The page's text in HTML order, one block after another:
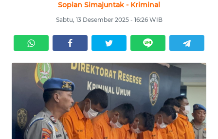
Sopian Simajuntak - Kriminal
Sabtu, 13 Desember 2025 - 16:26 WIB
EKUIN
SAINS-TEKNO
KESEHATAN
INTERNASIONAL